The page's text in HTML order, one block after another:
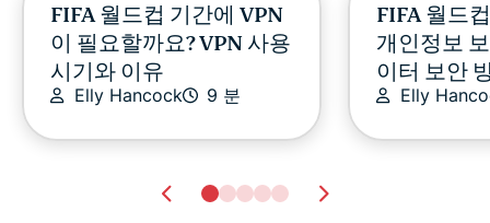
FIFA 월드컵 기간에 VPN
이 필요할까요? VPN 사용
시기와 이유
Elly Hancock 9 분
FIFA 월드
개인정보
이터 보안
Elly